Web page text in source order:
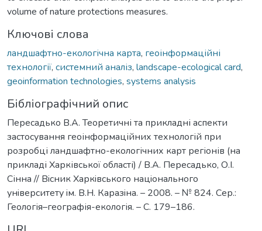
volume of nature protections measures.
Ключові слова
ландшафтно-екологічна карта, геоінформаційні
технології, системний аналіз, landscape-ecological card,
geoinformation technologies, systems analysis
Бібліографічний опис
Пересадько В.А. Теоретичні та прикладні аспекти
застосування геоінформаційних технологій при
розробці ландшафтно-екологічних карт регіонів (на
прикладі Харківської області) / В.А. Пересадько, О.І.
Сінна // Вiсник Харкiвського нацiонального
унiверситету iм. В.Н. Каразiна. – 2008. – № 824. Сер.:
Геологія–географія-екологія. – С. 179–186.